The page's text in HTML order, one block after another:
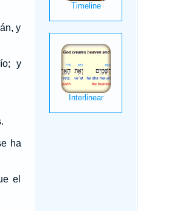
y
y
ha
el